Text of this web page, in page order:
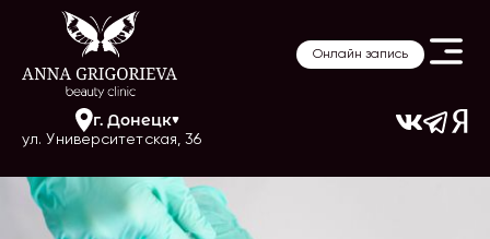
Онлайн запись
г.Донецк
ул. Университетская, 36